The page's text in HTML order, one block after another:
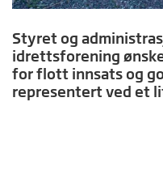
Styret og
idrettsforening
for flott innsats og
representert ved et